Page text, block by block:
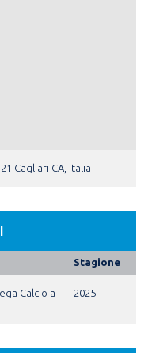
Cagliari CA, Italia
Stagione
Calcio a
2025